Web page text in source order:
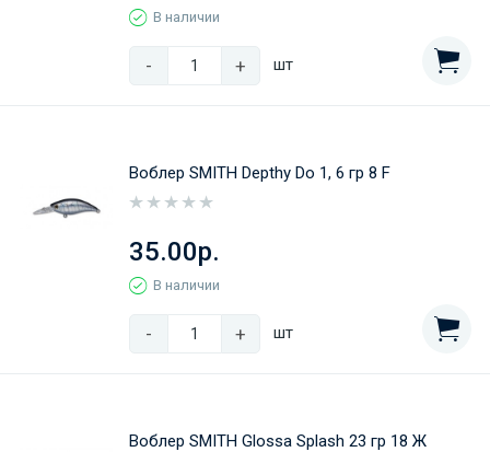
В наличии
- + шт
Воблер SMITH Depthy Do 1, 6 гр 8 F
35.00р.
В наличии
- + шт
Воблер SMITH Glossa Splash 23 гр 18 Ж